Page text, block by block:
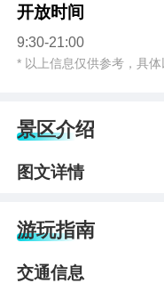
开放时间
9:30-21:00
* 以上信息仅供参考，具
景区介绍
图文详情
游玩指南
交通信息